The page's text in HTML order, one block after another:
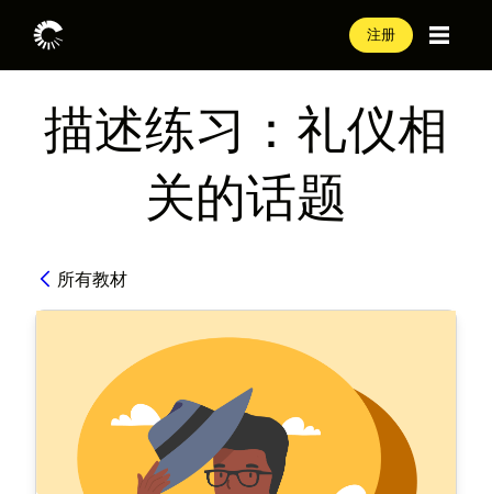
注册
描述练习：礼仪相
关的话题
所有教材